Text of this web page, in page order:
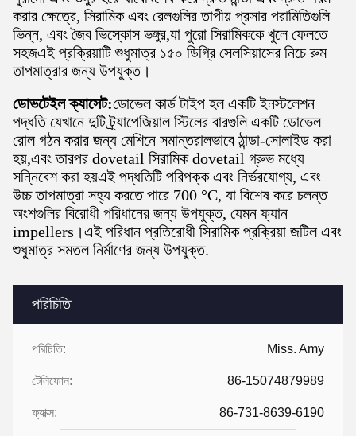
পরিচিতি
পরিচিতি: Miss. Amy
টেলিফোন: 86-15074879989
ফ্যাক্স: 86-731-8639-6190
করার ক্ষেত্রে, সিরামিক এবং রেলগুলির তাপীয় প্রসার পরামিতিগুলি
ভিন্ন, এবং জৈব ভিস্কোস ভঙ্গুর,যা পুরো সিরামিককে খুলে ফেলতে
সহজএই প্রক্রিয়াটি শুধুমাত্র ১৫০ ডিগ্রি সেলসিয়াসের নিচে রুম
তাপমাত্রার জন্য উপযুক্ত।
ডোভটেইল ক্যাসেট:ডোভেল কার্ড টাইপ হল একটি ইনস্টলেশন
পদ্ধতি যেখানে দুটি ট্র্যাপেজিয়াল স্টিলের বারগুলি একটি ডোভেল
রোল গঠন করার জন্য মেশিনে সমান্তরালভাবে ঠান্ডা-সোলাইড করা
হয়,এবং তারপর dovetail সিরামিক dovetail গ্রুভ মধ্যে
সন্নিবেশ করা হয়এই পদ্ধতিটি পরিপক্ক এবং নির্ভরযোগ্য, এবং
উচ্চ তাপমাত্রা সহ্য করতে পারে 700 °C, যা বিশেষ করে চলন্ত
অংশগুলির বিরোধী পরিধানের জন্য উপযুক্ত, যেমন ফ্যান
impellers।এই পরিধান প্রতিরোধী সিরামিক প্রক্রিয়া জটিল এবং
শুধুমাত্র সমতল নির্মাণের জন্য উপযুক্ত.